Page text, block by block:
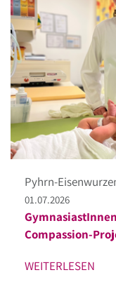
Pyhrn-
01.07.2026
Compassion-
WEITERLESEN